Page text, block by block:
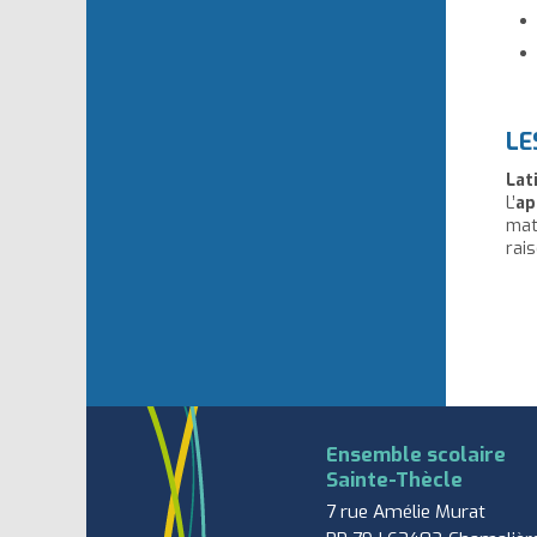
L’
Ensemble scolaire
Sainte-Thècle
7 rue Amélie Murat